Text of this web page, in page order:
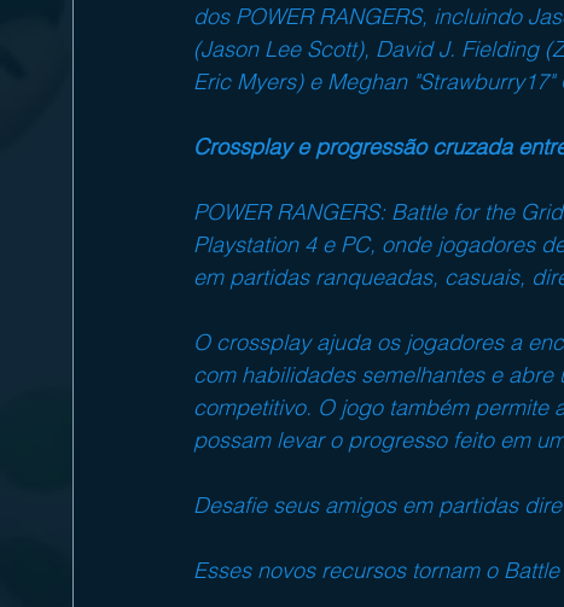
dos POWER RANGERS, incluindo
(Jason Lee Scott), David J. Fielding
Eric Myers) e Meghan
Crossplay e progressão cruzada
POWER RANGERS: Battle for the
Playstation 4 e PC, onde jogadores
em partidas ranqueadas, casuais,
O crossplay ajuda os jogadores a
com habilidades semelhantes e
competitivo. O jogo também permite
possam levar o progresso feito em
Desafie seus amigos em partidas
Esses novos recursos tornam o